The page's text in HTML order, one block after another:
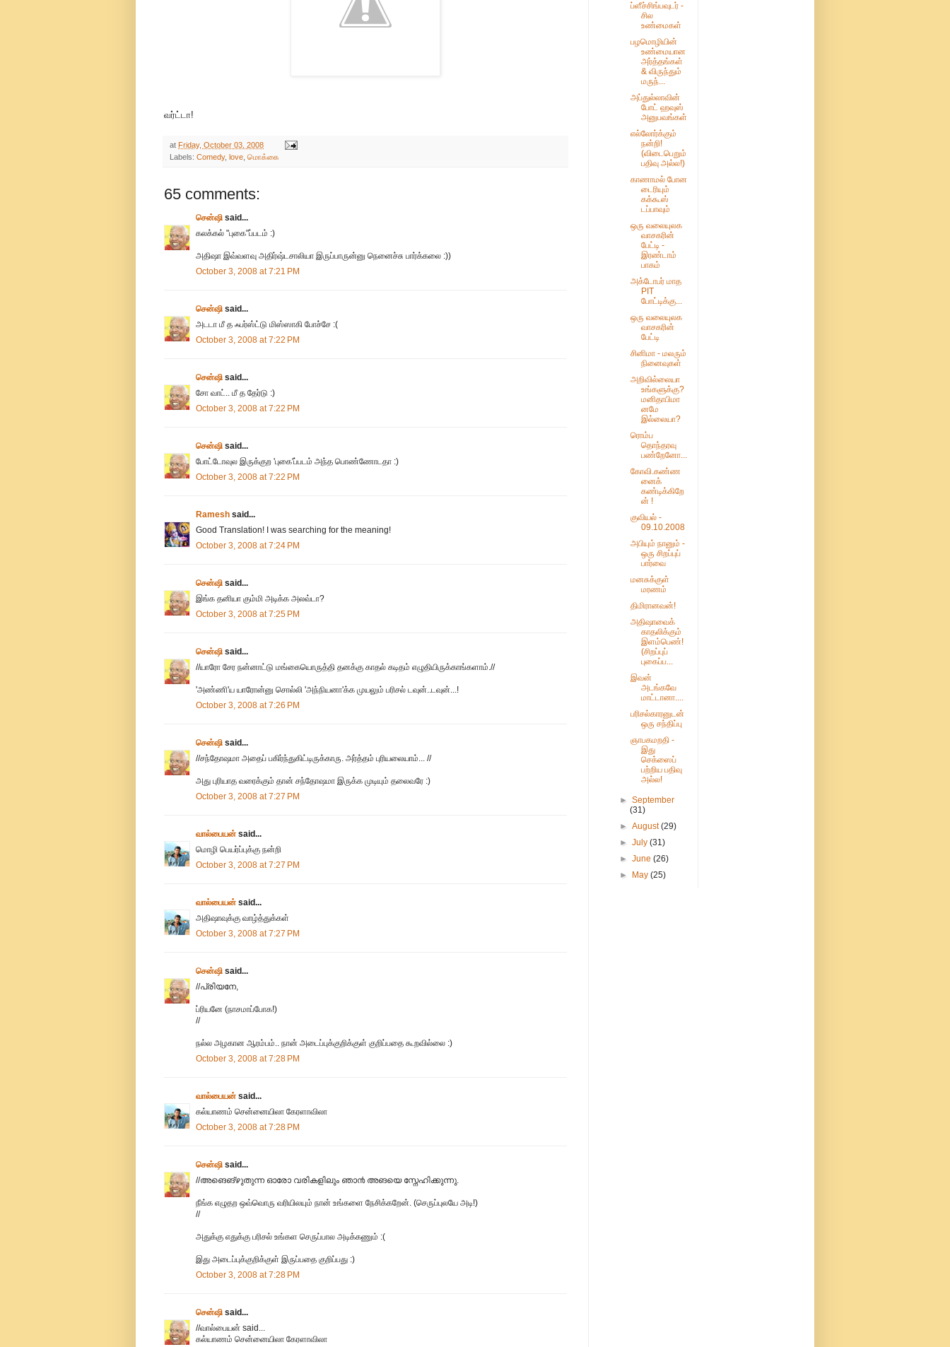
வர்ட்டா!
at Friday, October 03, 2008
Labels: Comedy, love மொக்கை
65 comments:
சென்ஷி said...
கலக்கல் "புகை"ப்படம் :)
அதிஷா இவ்வளவு அதிர்ஷ்டசாலியா இருப்பாருன்னு நெனைச்சு பார்க்கலை :))
October 3, 2008 at 7:21 PM
சென்ஷி said...
அடடா மீ த ஃபர்ஸ்ட்டு மிஸ்ஸாகி போச்சே :(
October 3, 2008 at 7:22 PM
சென்ஷி said...
சோ வாட்.. மீ த தேர்டு :)
October 3, 2008 at 7:22 PM
சென்ஷி said...
போட்டோவுல இருக்குற 'புகை'ப்படம் அந்த பொண்ணோடதா :)
October 3, 2008 at 7:22 PM
Ramesh said...
Good Translation! I was searching for the meaning!
October 3, 2008 at 7:24 PM
சென்ஷி said...
இங்க தனியா கும்மி அடிக்க அலவ்டா?
October 3, 2008 at 7:25 PM
சென்ஷி said...
//யாரோ சேர நன்னாட்டு மங்கையொருத்தி தனக்கு காதல் கடிதம் எழுதியிருக்காங்களாம்.//
'அண்ணி'ய யாரோன்னு சொல்லி 'அந்நியனா'க்க முயலும் பரிசல் டவுன்..டவுன்...!
October 3, 2008 at 7:26 PM
சென்ஷி said...
//சந்தோஷமா அதைப் பகிர்ந்துகிட்டிருக்காரு. அர்த்தம் புரியலையாம்... //
அது புரியாத வரைக்கும் தான் சந்தோஷமா இருக்க முடியும் தலைவரே :)
October 3, 2008 at 7:27 PM
வால்பையன் said...
மொழி பெயர்ப்புக்கு நன்றி
October 3, 2008 at 7:27 PM
வால்பையன் said...
அதிஷாவுக்கு வாழ்த்துக்கள்
October 3, 2008 at 7:27 PM
சென்ஷி said...
//പ്രിയനേ,
ப்ரியனே (நாசமாப்போக!)
//
நல்ல அழகான ஆரம்பம்.. நான் அடைப்புக்குறிக்குள் குறிப்பதை கூறவில்லை :)
October 3, 2008 at 7:28 PM
வால்பையன் said...
கல்யாணம் சென்னையிலா கேரளாவிலா
October 3, 2008 at 7:28 PM
சென்ஷி said...
//അങെങ്‌ഴുതുന്ന ഓരോ വരികളിലും ഞാ൯ അങയെ സ്നേഹിക്കുന്നു.
நீங்க எழுதற ஒவ்வொரு வரியிலயும் நான் உங்களை நேசிக்கறேன். (செருப்புலயே அடி!)
//
அதுக்கு எதுக்கு பரிசல் உங்கள செருப்பால அடிக்கணும் :(
இது அடைப்புக்குறிக்குள் இருப்பதை குறிப்பது :)
October 3, 2008 at 7:28 PM
சென்ஷி said...
//வால்பையன் said...
கல்யாணம் சென்னையிலா கேரளாவிலா
ப்ளீச்சிங்பவுடர் -
சில
உண்மைகள்
பழமொழியின்
உண்மையான
அர்த்தங்கள்
& விருந்தும்
மருந்...
அப்துல்லாவின்
போட் ஹவுஸ்
அனுபவங்கள்
எல்லோர்க்கும்
நன்றி!
(விடைபெறும்
பதிவு அல்ல!)
காணாமல் போன
டைரியும்
கக்கூஸ்
டப்பாவும்
ஒரு வலையுலக
வாசகரின்
பேட்டி -
இரண்டாம்
பாகம்
அக்டோபர் மாத
PIT
போட்டிக்கு...
ஒரு வலையுலக
வாசகரின்
பேட்டி
சினிமா - மலரும்
நினைவுகள்
அறிவில்லையா
உங்களுக்கு?
மனிதாபிமா
னமே
இல்லையா?
ரொம்ப
தொந்தரவு
பண்றேனோ...
கோவி.கண்ண
னைக்
கண்டிக்கிறே
ன் !
குவியல் -
09.10.2008
அபியும் நானும் -
ஒரு சிறப்புப்
பார்வை
மனசுக்குள்
மரணம்
திமிரானவன்!
அதிஷாவைக்
காதலிக்கும்
இளம்பெண்!
(சிறப்புப்
புகைப்ப...
இவன்
அடங்கவே
மாட்டானா....
பரிசல்காரனுடன்
ஒரு சந்திப்பு
ஞாபகமறதி -
இது
செக்ஸைப்
பற்றிய பதிவு
அல்ல!
►September
(31)
►August(29)
►July(31)
►June(26)
►
May(25)